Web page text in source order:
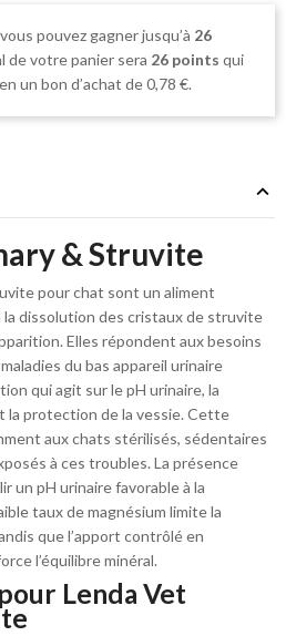
pouvez gagner jusqu’à 26
de votre panier sera 26 points qui
un bon d’achat de0,78 €.
& Struvite
pour chat sont un aliment
dissolution des cristaux de struvite
Elles répondent aux besoins
du bas appareil urinaire
qui agit sur le pH urinaire, la
la protection de la vessie. Cette
aux chats stérilisés, sédentaires
à ces troubles. La présence
un pH urinaire favorable à la
taux de magnésium limite la
que l’apport contrôlé en
l’équilibre minéral.
Lenda Vet